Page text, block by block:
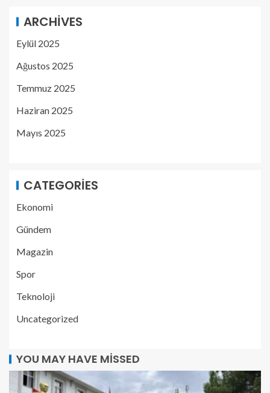
ARCHIVES
Eylül 2025
Ağustos 2025
Temmuz 2025
Haziran 2025
Mayıs 2025
CATEGORIES
Ekonomi
Gündem
Magazin
Spor
Teknoloji
Uncategorized
YOU MAY HAVE MISSED